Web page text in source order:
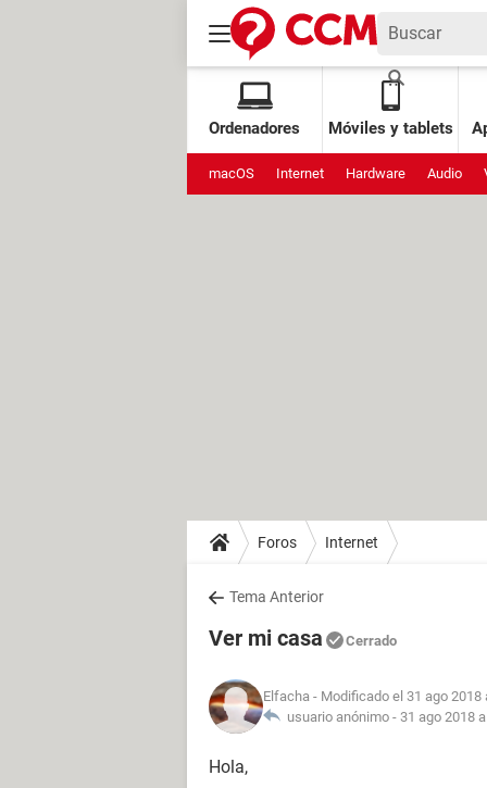
Ordenadores Móviles y tablets
macOS Internet Hardware Audio
Foros Internet
Tema Anterior
Ver mi casa Cerrado
Elfacha - Modificado el 31 ago 2018
usuario anónimo - 31 ago 2018
Hola,